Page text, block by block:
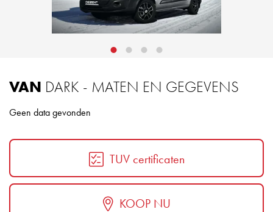
VAN DARK - MATEN EN GEGEVENS
Geen data gevonden
TUV certificaten
KOOP NU